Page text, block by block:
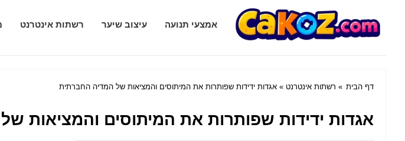
Cakoz.com אמצעי תנועה עיצוב שיער רשתות אינטרנט
דף הבית » רשתות אינטרנט » אגדות ידידות שפותרות את המיתוסים והמציאות של המדיה החברתית
אגדות ידידות שפותרות את המיתוסים והמציאות